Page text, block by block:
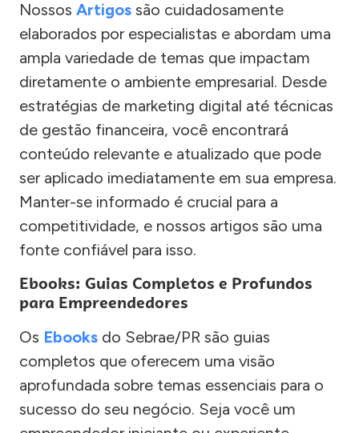
Nossos Artigos são cuidadosamente
elaborados por especialistas e abordam uma
ampla variedade de temas que impactam
diretamente o ambiente empresarial. Desde
estratégias de marketing digital até técnicas
de gestão financeira, você encontrará
conteúdo relevante e atualizado que pode
ser aplicado imediatamente em sua empresa.
Manter-se informado é crucial para a
competitividade, e nossos artigos são uma
fonte confiável para isso.
Ebooks: Guias Completos e Profundos
para Empreendedores
Os Ebooks do Sebrae/PR são guias
completos que oferecem uma visão
aprofundada sobre temas essenciais para o
sucesso do seu negócio. Seja você um